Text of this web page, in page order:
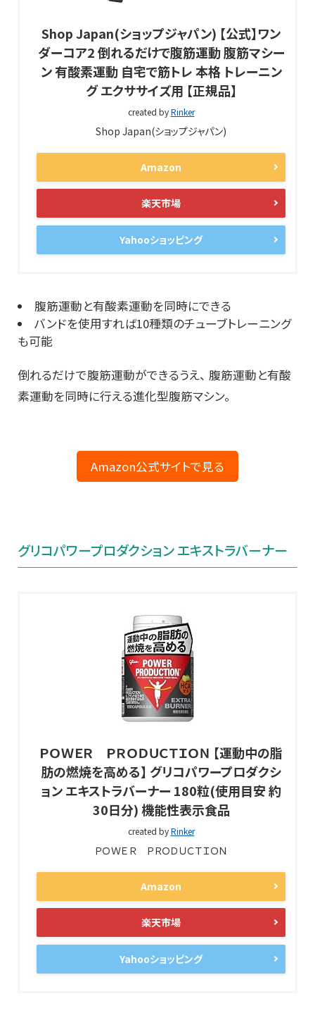
Shop Japan(ショップジャパン) 【公式】ワン
ダーコア2 倒れるだけで腹筋運動 腹筋マシー
ン 有酸素運動 自宅で筋トレ 本格 トレーニン
グ エクササイズ用 【正規品】
created byRinker
Shop Japan(ショップジャパン)
Amazon
楽天市場
Yahooショッピング
腹筋運動と有酸素運動を同時にできる
バンドを使用すれば10種類のチューブトレーニング
も可能
倒れるだけで腹筋運動ができるうえ、 腹筋運動と有酸
素運動を同時に行える進化型腹筋マシン。
Amazon公式サイトで見る
グリコパワープロダクション エキストラバーナー
ＰＯＷＥＲ ＰＲＯＤＵＣＴＩＯＮ 【運動中の脂
肪の燃焼を高める】 グリコパワープロダクシ
ョン エキストラバーナー 180粒(使用目安 約
30日分) 機能性表示食品
created byRinker
ＰＯＷＥＲ ＰＲＯＤＵＣＴＩＯＮ
Amazon
楽天市場
Yahooショッピング